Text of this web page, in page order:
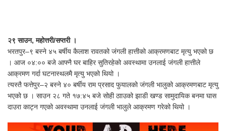
२९ साउन, महोत्तरी/सप्तरी ।
भरतपुर–९ बस्ने ४५ बर्षीय कैलाश रावतको जंगली हात्तीको आक्रमणबाट मृत्यु भएको छ
। आज ०४:०० बजे आफ्नै घर बाहिर सुतिरहेको अवस्थामा उनलाई जंगली हात्तीले
आक्रमण गर्दा घटनास्थलमै मृत्यु भएको थियो ।
त्यस्तै फत्तेपुर–२ बस्ने ४० बर्षीय राम प्रसाद फुयालको जंगली भालुको आक्रमणबाट मृत्यु
भएको छ । साउन २८ गते १७:४५ बजे सोही ठााउको झाडी खण्ड सामुदायिक बनमा घास
दाउरा काट्न गएको अवस्थामा उनलाई जंगली भालुले आक्रमण गरेको थियो ।